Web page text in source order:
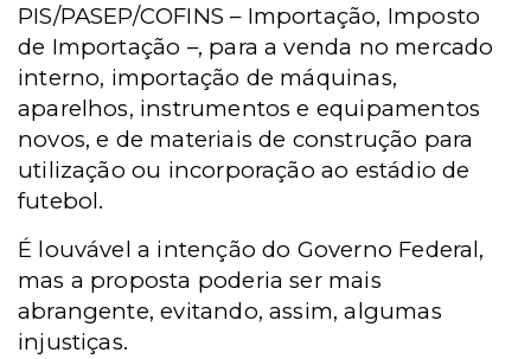
PIS/PASEP/COFINS – Importação, Imposto
de Importação –, para a venda no mercado
interno, importação de máquinas,
aparelhos, instrumentos e equipamentos
novos, e de materiais de construção para
utilização ou incorporação ao estádio de
futebol.
É louvável a intenção do Governo Federal,
mas a proposta poderia ser mais
abrangente, evitando, assim, algumas
injustiças.